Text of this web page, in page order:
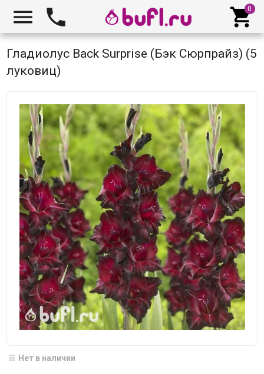
  
Гладиолус Back Surprise (Бэк Сюрпрайз) (5
луковиц)
Нет в наличии